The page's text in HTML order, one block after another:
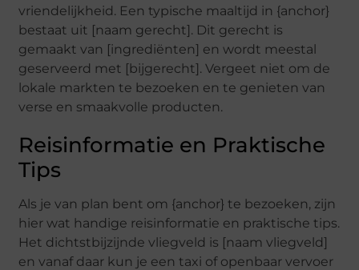
vriendelijkheid. Een typische maaltijd in {anchor}
bestaat uit [naam gerecht]. Dit gerecht is
gemaakt van [ingrediënten] en wordt meestal
geserveerd met [bijgerecht]. Vergeet niet om de
lokale markten te bezoeken en te genieten van
verse en smaakvolle producten.
Reisinformatie en Praktische
Tips
Als je van plan bent om {anchor} te bezoeken, zijn
hier wat handige reisinformatie en praktische tips.
Het dichtstbijzijnde vliegveld is [naam vliegveld]
en vanaf daar kun je een taxi of openbaar vervoer